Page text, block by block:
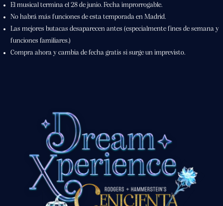
El musical termina el 28 de junio. Fecha improrrogable.
No habrá más funciones de esta temporada en Madrid.
Las mejores butacas desaparecen antes (especialmente fines de semana y
funciones familiares.)
Compra ahora y cambia de fecha gratis si surge un imprevisto.